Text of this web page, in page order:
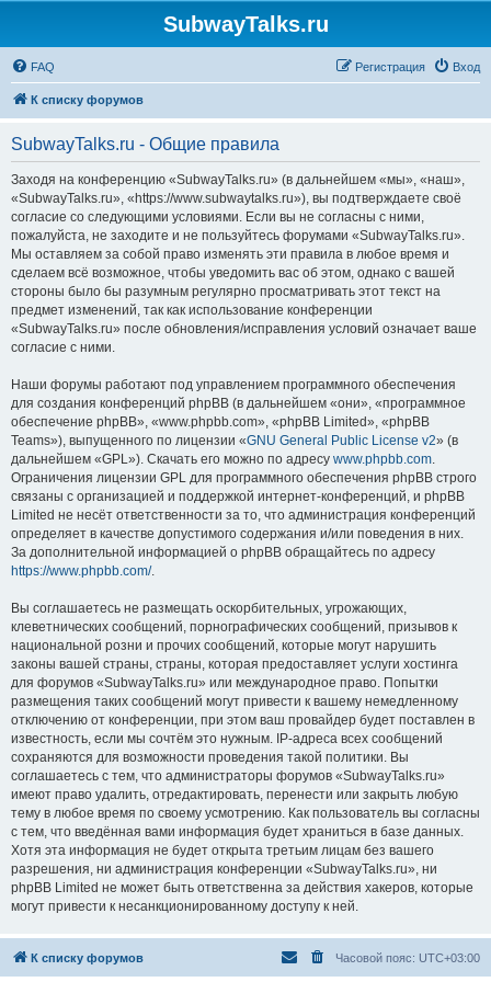
SubwayTalks.ru
FAQ Вход
Регистрация
К списку форумов
SubwayTalks.ru - Общие правила
Заходя на конференцию «SubwayTalks.ru» (в дальнейшем «мы», «наш»,
«SubwayTalks.ru», «https://www.subwaytalks.ru»), вы подтверждаете своё
согласие со следующими условиями. Если вы не согласны с ними,
пожалуйста, не заходите и не пользуйтесь форумами «SubwayTalks.ru».
Мы оставляем за собой право изменять эти правила в любое время и
сделаем всё возможное, чтобы уведомить вас об этом, однако с вашей
стороны было бы разумным регулярно просматривать этот текст на
предмет изменений, так как использование конференции
«SubwayTalks.ru» после обновления/исправления условий означает ваше
согласие с ними.
Наши форумы работают под управлением программного обеспечения
для создания конференций phpBB (в дальнейшем «они», «программное
обеспечение phpBB», «www.phpbb.com», «phpBB Limited», «phpBB
Teams»), выпущенного по лицензии «GNU General Public License v2» (в
дальнейшем «GPL»). Скачать его можно по адресу www.phpbb.com.
Ограничения лицензии GPL для программного обеспечения phpBB строго
связаны с организацией и поддержкой интернет-конференций, и phpBB
Limited не несёт ответственности за то, что администрация конференций
определяет в качестве допустимого содержания и/или поведения в них.
За дополнительной информацией о phpBB обращайтесь по адресу
https://www.phpbb.com/.
Вы соглашаетесь не размещать оскорбительных, угрожающих,
клеветнических сообщений, порнографических сообщений, призывов к
национальной розни и прочих сообщений, которые могут нарушить
законы вашей страны, страны, которая предоставляет услуги хостинга
для форумов «SubwayTalks.ru» или международное право. Попытки
размещения таких сообщений могут привести к вашему немедленному
отключению от конференции, при этом ваш провайдер будет поставлен в
известность, если мы сочтём это нужным. IP-адреса всех сообщений
сохраняются для возможности проведения такой политики. Вы
соглашаетесь с тем, что администраторы форумов «SubwayTalks.ru»
имеют право удалить, отредактировать, перенести или закрыть любую
тему в любое время по своему усмотрению. Как пользователь вы согласны
с тем, что введённая вами информация будет храниться в базе данных.
Хотя эта информация не будет открыта третьим лицам без вашего
разрешения, ни администрация конференции «SubwayTalks.ru», ни
phpBB Limited не может быть ответственна за действия хакеров, которые
могут привести к несанкционированному доступу к ней.
К списку форумов Часовой пояс: UTC+03:00